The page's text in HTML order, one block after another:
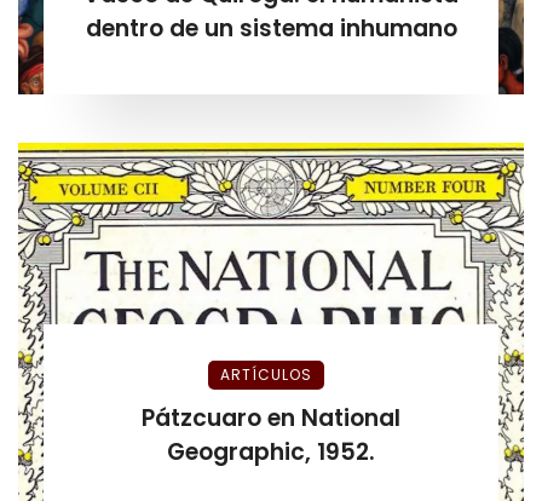
dentro de un sistema inhumano
ARTÍCULOS
Pátzcuaro en National
Geographic, 1952.